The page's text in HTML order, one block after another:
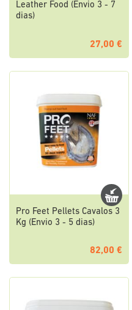
Leather Food (Envio 3 - 7
dias)
27,00 €
Pro Feet Pellets Cavalos 3
Kg (Envio 3 - 5 dias)
82,00 €